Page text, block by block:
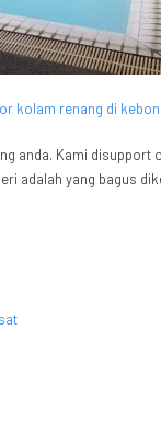
anda. Kami disupport
adalah yang bagus